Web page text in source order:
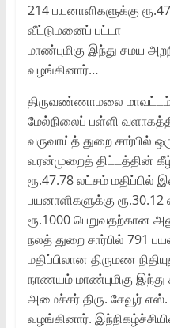
214 பயனாளிகளுக்கு
வீட்டுமனைப் பட்டா
மாண்புமிகு இந்து சமய
வழங்கினார்…
திருவண்ணாமலை
மேல்நிலைப் பள்ளி
வருவாய்த் துறை சார்பில்
வரன்முறைத் திட்டத்தின்
ரூ.47.78 லட்சம் மதிப்பில்
பயனாளிகளுக்கு
ரூ.1000 பெறுவதற்கான
நலத் துறை சார்பில் 791
மதிப்பிலான திருமண
நாணயம் மாண்புமிகு
அமைச்சர் திரு. சேவூர்
வழங்கினார்.